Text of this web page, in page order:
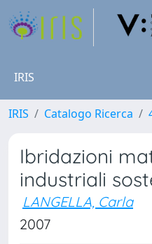
IRIS
IRIS Catalogo Ricerca
Ibridazioni
industriali
LANGELLA, Carla
2007